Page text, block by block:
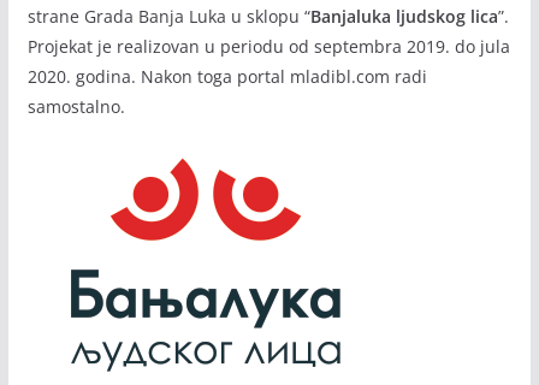
strane Grada Banja Luka u sklopu “Banjaluka ljudskog lica”.
Projekat je realizovan u periodu od septembra 2019. do jula
2020. godina. Nakon toga portal mladibl.com radi
samostalno.